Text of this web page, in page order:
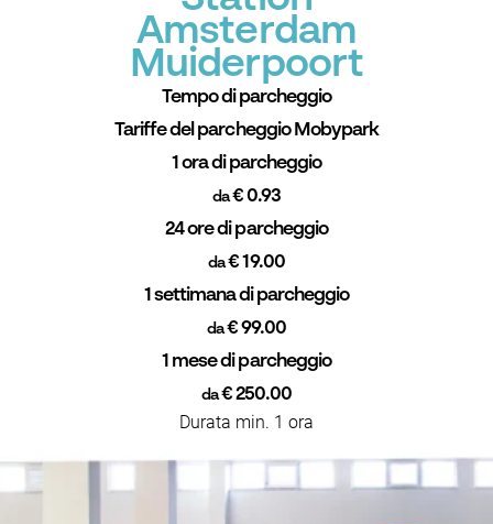
Amsterdam
Muiderpoort
Tempo di parcheggio
Tariffe del parcheggio Mobypark
1 ora di parcheggio
da€ 0.93
24 ore di parcheggio
da€ 19.00
1 settimana di parcheggio
da€ 99.00
1 mese di parcheggio
da€ 250.00
Durata min. 1 ora